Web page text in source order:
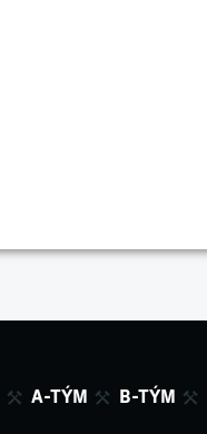
A-TÝM B-TÝM